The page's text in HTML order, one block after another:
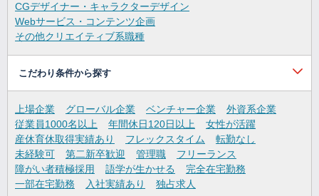
CGデザイナー・キャラクターデザイン
Webサービス・コンテンツ企画
その他クリエイティブ系職種
こだわり条件から探す
上場企業 グローバル企業 ベンチャー企業
外資系企業
従業員1000名以上
年間休日120日以上
女性が活躍
産休育休取得実績あり
フレックスタイム
転勤なし
未経験可
第二新卒歓迎 管理職
フリーランス
障がい者積極採用
語学が生かせる
完全在宅勤務
一部在宅勤務
入社実績あり 独占求人